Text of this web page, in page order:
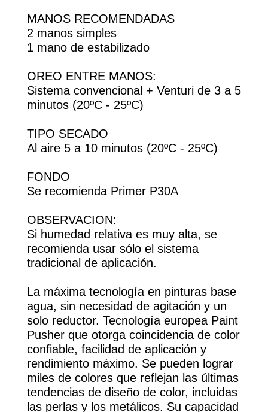
MANOS RECOMENDADAS
2 manos simples
1 mano de estabilizado
OREO ENTRE MANOS:
Sistema convencional + Venturi de 3 a 5
minutos (20ºC - 25ºC)
TIPO SECADO
Al aire 5 a 10 minutos (20ºC - 25ºC)
FONDO
Se recomienda Primer P30A
OBSERVACION:
Si humedad relativa es muy alta, se
recomienda usar sólo el sistema
tradicional de aplicación.
La máxima tecnología en pinturas base
agua, sin necesidad de agitación y un
solo reductor. Tecnología europea Paint
Pusher que otorga coincidencia de color
confiable, facilidad de aplicación y
rendimiento máximo. Se pueden lograr
miles de colores que reflejan las últimas
tendencias de diseño de color, incluidas
las perlas y los metálicos. Su capacidad